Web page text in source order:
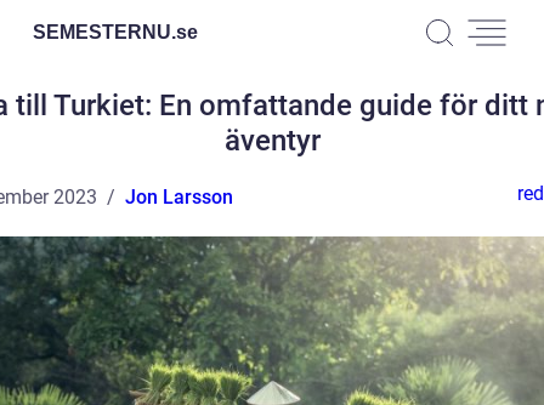
SEMESTERNU.se
till Turkiet: En omfattande guide för ditt
äventyr
2023 Jon Larsson